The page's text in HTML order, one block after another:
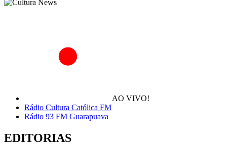
AO VIVO!
Rádio Cultura Católica FM
Rádio 93 FM Guarapuava
EDITORIAS